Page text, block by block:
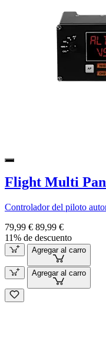
Flight Multi
Controlador del piloto
79,99 € 89,99 €
11% de descuento
Agregar al carro
Agregar al carro